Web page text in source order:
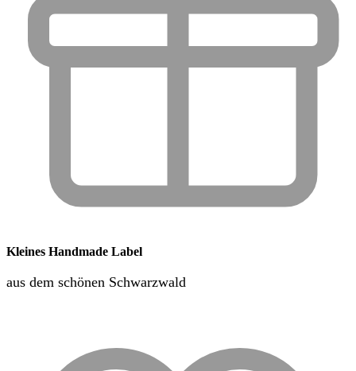
Kleines Handmade Label
aus dem schönen Schwarzwald